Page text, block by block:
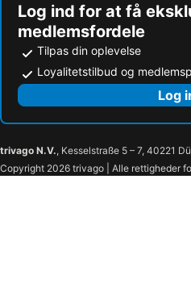
Kneippbyn
Västervik Airport
Linköping City Airport
Trädgårdsföreningen
Gamla Storgatan
Konsert & Kongress
Cloetta Center
Gripsholms Slott
Log ind for at få
medlemsfordele
Tilpas din oplevelse
Loyalitetstilbud og
Log
trivago N.V., Kesselstraße 5 – 7, 40221
Copyright 2026 trivago | Alle rettigheder